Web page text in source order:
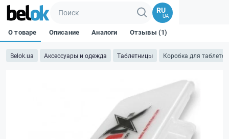
RU
UA
Belok.ua Аксессуары и одежда Таблетницы Коробка для
О товаре Описание Аналоги Отзывы (1)